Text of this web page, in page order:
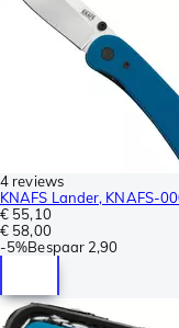
4 reviews
KNAFS Lander, KNAFS-
€ 55,10
€ 58,00
-5%Bespaar 2,90